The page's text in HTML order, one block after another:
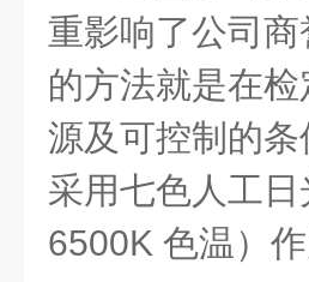
重影响了公司
的方法就是在
源及可控制的
采用七色人工日
6500K 色温）